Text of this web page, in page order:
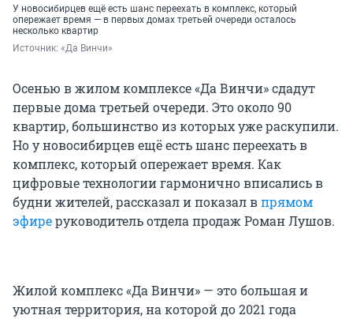
У новосибирцев ещё есть шанс переехать в комплекс, который
опережает время — в первых домах третьей очереди осталось
несколько квартир
Источник: «Да Винчи»
Осенью в жилом комплексе «Да Винчи» сдадут
первые дома третьей очереди. Это около 90
квартир, большинство из которых уже раскупили.
Но у новосибирцев ещё есть шанс переехать в
комплекс, который опережает время. Как
цифровые технологии гармонично вписались в
будни жителей, рассказал и показал впрямом
эфиреруководитель отдела продаж Роман Лушов.
Жилой комплекс «Да Винчи» — это большая и
уютная территория, на которой до 2021 года